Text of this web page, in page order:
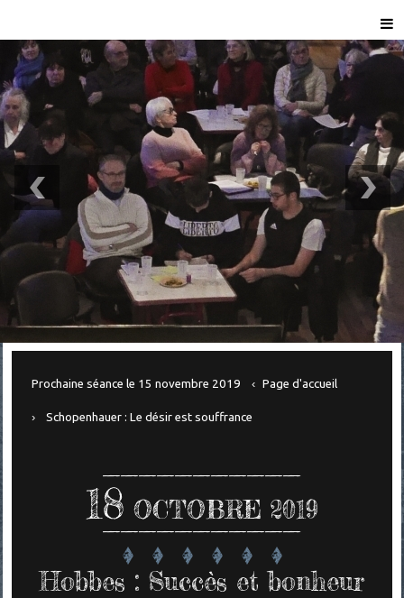
Prochaine séance le 15 novembre 2019 Page d'accueil
Schopenhauer : Le désir est souffrance
18 OCTOBRE 2019
Hobbes : Succès et bonheur